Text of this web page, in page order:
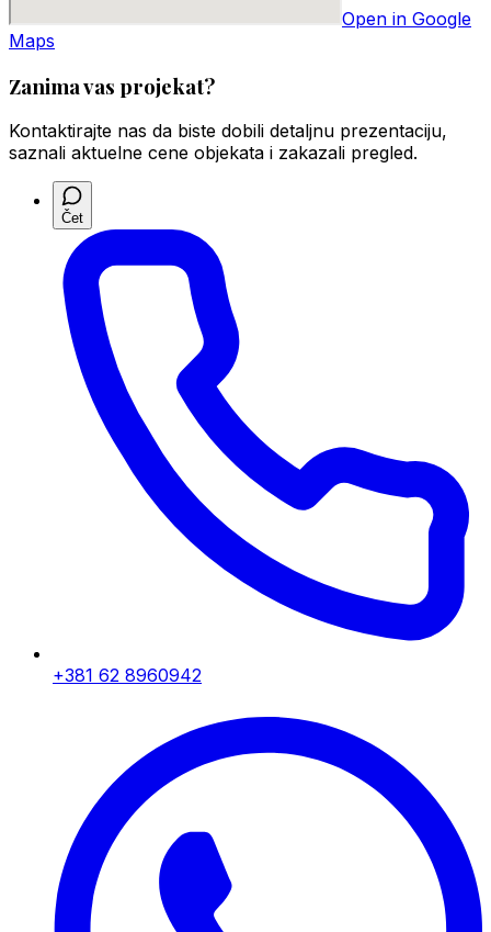
Open in Google
Maps
Zanima vas projekat?
Kontaktirajte nas da biste dobili detaljnu prezentaciju,
saznali aktuelne cene objekata i zakazali pregled.
Čet
+381 62 8960942